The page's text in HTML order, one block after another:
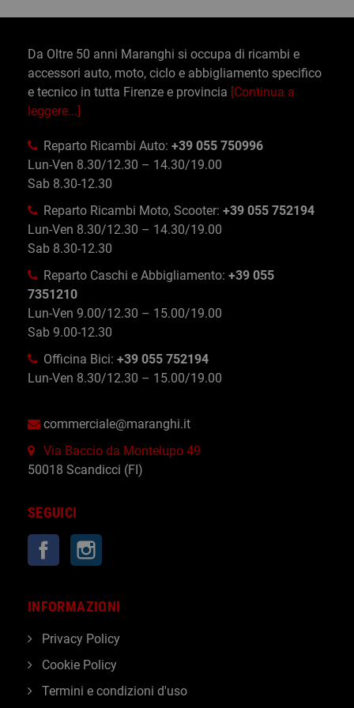
Da Oltre 50 anni Maranghi si occupa di ricambi e
accessori auto, moto, ciclo e abbigliamento specifico
e tecnico in tutta Firenze e provincia [Continua a
leggere...]
Reparto Ricambi Auto: +39 055 750996
Lun-Ven 8.30/12.30 – 14.30/19.00
Sab 8.30-12.30
Reparto Ricambi Moto, Scooter: +39 055 752194
Lun-Ven 8.30/12.30 – 14.30/19.00
Sab 8.30-12.30
Reparto Caschi e Abbigliamento: +39 055
7351210
Lun-Ven 9.00/12.30 – 15.00/19.00
Sab 9.00-12.30
Officina Bici: +39 055 752194
Lun-Ven 8.30/12.30 – 15.00/19.00
commerciale@maranghi.it
Via Baccio da Montelupo 49
50018 Scandicci (FI)
SEGUICI
Facebook
INFORMAZIONI
Privacy Policy
Cookie Policy
Termini e condizioni d'uso